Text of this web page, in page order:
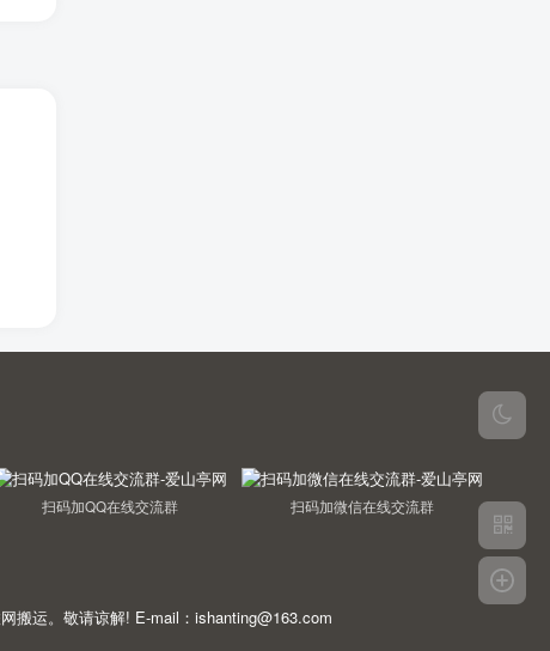
扫码加QQ在线交流群 扫码加微信在线交流群
搬运。敬请谅解! E-mail：ishanting@163.com